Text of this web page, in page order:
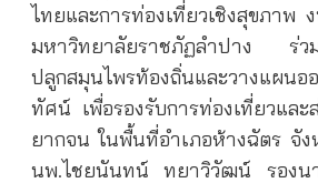
ไทยและการท่องเที่ยวเชิงสุขภาพ
มหาวิทยาลัยราชภัฏลำปาง ร่วม
ปลูกสมุนไพรท้องถิ่นและวางแผนอ
ทัศน์ เพื่อรองรับการท่องเที่ยวและ
ยากจน ในพื้นที่อำเภอห้างฉัตร จั
นพ.ไชยนันทน์ ทยาวิวัฒน์ รองนา